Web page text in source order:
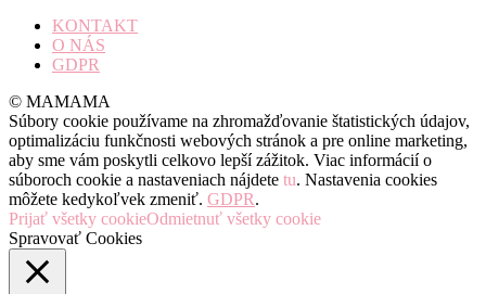
KONTAKT
O NÁS
GDPR
© MAMAMA
Súbory cookie používame na zhromažďovanie štatistických údajov,
optimalizáciu funkčnosti webových stránok a pre online marketing,
aby sme vám poskytli celkovo lepší zážitok. Viac informácií o
súboroch cookie a nastaveniach nájdete tu. Nastavenia cookies
môžete kedykoľvek zmeniť. GDPR.
Prijať všetky cookieOdmietnuť všetky cookie
Spravovať Cookies